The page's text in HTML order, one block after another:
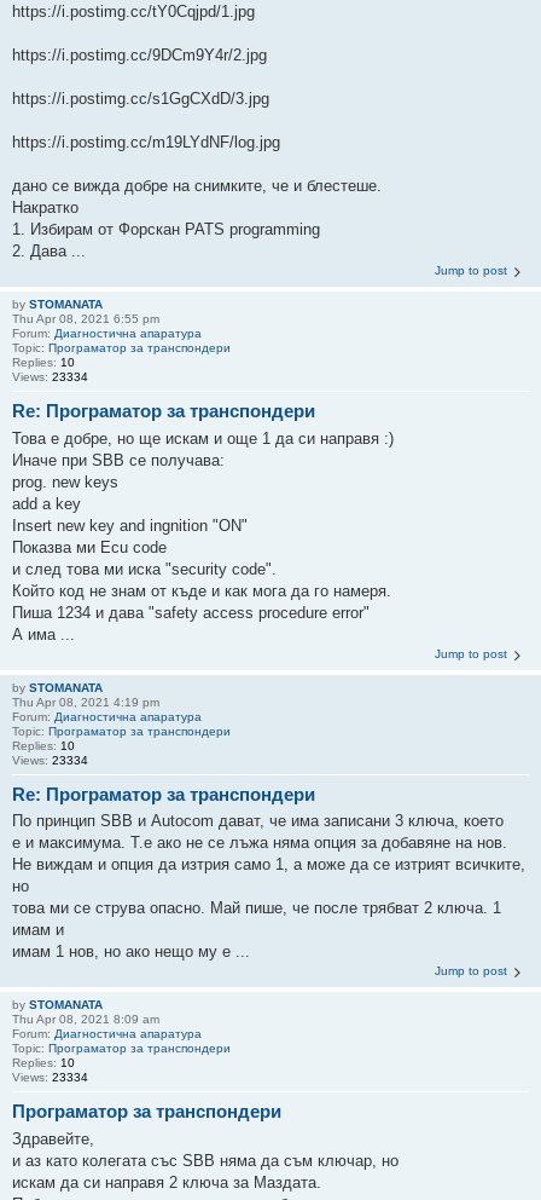
https://i.postimg.cc/tY0Cqjpd/1.jpg
https://i.postimg.cc/9DCm9Y4r/2.jpg
https://i.postimg.cc/s1GgCXdD/3.jpg
https://i.postimg.cc/m19LYdNF/log.jpg
дано се вижда добре на снимките, че и блестеше.
Накратко
1. Избирам от Форскан PATS programming
2. Дава ...
Jump to post
by STOMANATA
Thu Apr 08, 2021 6:55 pm
Forum: Диагностична апаратура
Topic: Програматор за транспондери
Replies: 10
Views: 23334
Re: Програматор за транспондери
Това е добре, но ще искам и още 1 да си направя :)
Иначе при SBB се получава:
prog. new keys
add a key
Insert new key and ingnition "ON"
Показва ми Ecu code
и след това ми иска "security code".
Който код не знам от къде и как мога да го намеря.
Пиша 1234 и дава "safety access procedure error"
А има ...
Jump to post
by STOMANATA
Thu Apr 08, 2021 4:19 pm
Forum: Диагностична апаратура
Topic: Програматор за транспондери
Replies: 10
Views: 23334
Re: Програматор за транспондери
По принцип SBB и Autocom дават, че има записани 3 ключа, което
е и максимума. Т.е ако не се лъжа няма опция за добавяне на нов.
Не виждам и опция да изтрия само 1, а може да се изтрият всичките,
но
това ми се струва опасно. Май пише, че после трябват 2 ключа. 1
имам и
имам 1 нов, но ако нещо му е ...
Jump to post
by STOMANATA
Thu Apr 08, 2021 8:09 am
Forum: Диагностична апаратура
Topic: Програматор за транспондери
Replies: 10
Views: 23334
Програматор за транспондери
Здравейте,
и аз като колегата със SBB няма да съм ключар, но
искам да си направя 2 ключа за Маздата.